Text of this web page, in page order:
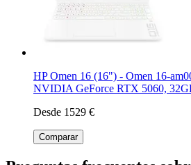
HP Omen 16 (16") - Omen 16-
NVIDIA GeForce RTX 5060,
Desde 1529 €
Comparar